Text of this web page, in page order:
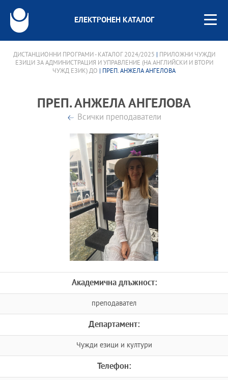
ЕЛЕКТРОНЕН КАТАЛОГ
ДИСТАНЦИОННИ ПРОГРАМИ - КАТАЛОГ 2024/2025
ПРИЛОЖНИ ЧУЖДИ
ЕЗИЦИ ЗА АДМИНИСТРАЦИЯ И УПРАВЛЕНИЕ (НА АНГЛИЙСКИ И ВТОРИ
ЧУЖД ЕЗИК) ДО | ПРЕП. АНЖЕЛА АНГЕЛОВА
ПРЕП. АНЖЕЛА АНГЕЛОВА
Всички преподаватели
Академична длъжност:
преподавател
Департамент:
Чужди езици и култури
Телефон: